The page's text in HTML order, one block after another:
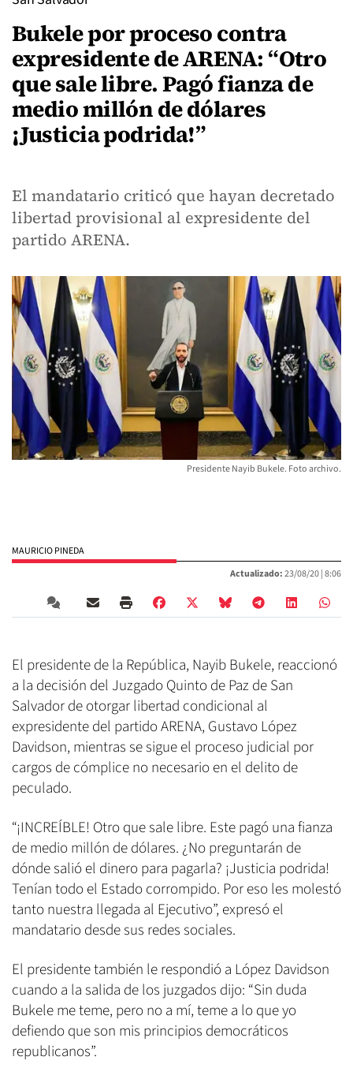
Bukele por proceso contra
expresidente de ARENA: “Otro
que sale libre. Pagó fianza de
medio millón de dólares
¡Justicia podrida!”
El mandatario criticó que hayan decretado
libertad provisional al expresidente del
partido ARENA.
Presidente Nayib Bukele. Foto archivo.
MAURICIO PINEDA
Actualizado:23/08/20 |8:06
El presidente de la República, Nayib Bukele, reaccionó
a la decisión del Juzgado Quinto de Paz de San
Salvador de otorgar libertad condicional al
expresidente del partido ARENA, Gustavo López
Davidson, mientras se sigue el proceso judicial por
cargos de cómplice no necesario en el delito de
peculado.
“¡INCREÍBLE! Otro que sale libre. Este pagó una fianza
de medio millón de dólares. ¿No preguntarán de
dónde salió el dinero para pagarla? ¡Justicia podrida!
Tenían todo el Estado corrompido. Por eso les molestó
tanto nuestra llegada al Ejecutivo”, expresó el
mandatario desde sus redes sociales.
El presidente también le respondió a López Davidson
cuando a la salida de los juzgados dijo: “Sin duda
Bukele me teme, pero no a mí, teme a lo que yo
defiendo que son mis principios democráticos
republicanos”.